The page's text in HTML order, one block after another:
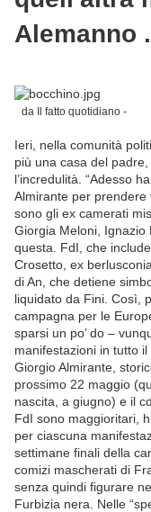
Alemanno
da Il fatto quotidiano -
Ieri, nella comunità
più una casa del
l’incredulità. “Adesso
Almirante per prendere
sono gli ex camerati
Giorgia Meloni, Ignazio
questa. FdI, che
Crosetto, ex
di An, che detiene
liquidato da Fini. Così,
campagna per le
sparsi un po’ do –
manifestazioni in tutto
Giorgio Almirante,
prossimo 22 maggio
nascita, a giugno) e il
FdI sono maggioritari,
per ciascuna
settimane finali della
comizi mascherati di
senza quindi figurare
Furbizia nera. Nelle